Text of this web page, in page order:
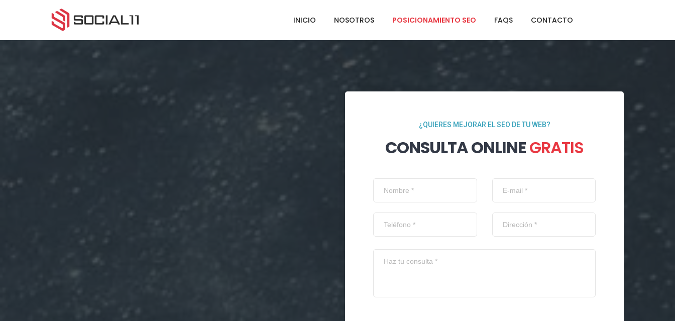
INICIO NOSOTROS POSICIONAMIENTO SEO FAQS CONTACTO
¿QUIERES MEJORAR EL SEO DE TU WEB?
CONSULTA ONLINEGRATIS